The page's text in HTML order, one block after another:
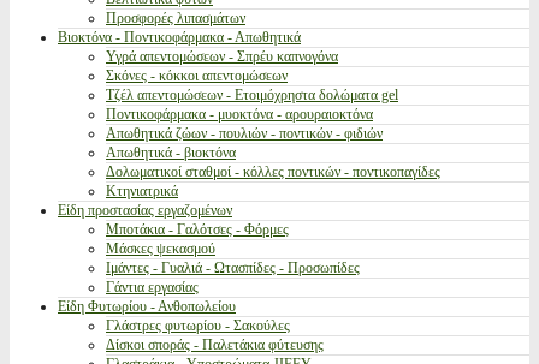
Προσφορές λιπασμάτων
Βιοκτόνα - Ποντικοφάρμακα - Απωθητικά
Υγρά απεντομώσεων - Σπρέυ καπνογόνα
Σκόνες - κόκκοι απεντομώσεων
Τζέλ απεντομώσεων - Ετοιμόχρηστα δολώματα gel
Ποντικοφάρμακα - μυοκτόνα - αρουραιοκτόνα
Απωθητικά ζώων - πουλιών - ποντικών - φιδιών
Απωθητικά - βιοκτόνα
Δολωματικοί σταθμοί - κόλλες ποντικών - ποντικοπαγίδες
Κτηνιατρικά
Είδη προστασίας εργαζομένων
Μποτάκια - Γαλότσες - Φόρμες
Μάσκες ψεκασμού
Ιμάντες - Γυαλιά - Ωτασπίδες - Προσωπίδες
Γάντια εργασίας
Είδη Φυτωρίου - Ανθοπωλείου
Γλάστρες φυτωρίου - Σακούλες
Δίσκοι σποράς - Παλετάκια φύτευσης